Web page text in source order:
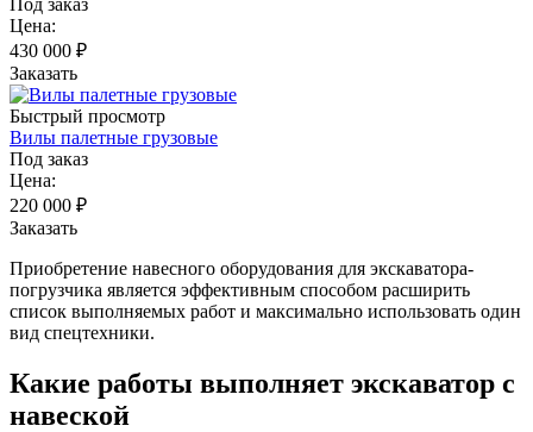
Цена:
430 000 ₽
Заказать
Быстрый просмотр
Вилы палетные грузовые
Под заказ
Цена:
220 000 ₽
Заказать
Приобретение навесного оборудования для экскаватора-
погрузчика является эффективным способом расширить
список выполняемых работ и максимально использовать один
вид спецтехники.
Какие работы выполняет экскаватор с
навеской